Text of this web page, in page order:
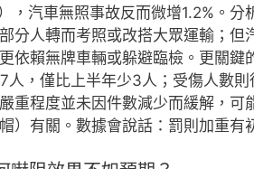
，汽車無照事故反而微增1.2%。分
分人轉而考照或改搭大眾運輸；但
依賴無牌車輛或躲避臨檢。更關鍵
人，僅比上半年少3人；受傷人數
重程度並未因件數減少而緩解，可
）有關。數據會說話：罰則加重有